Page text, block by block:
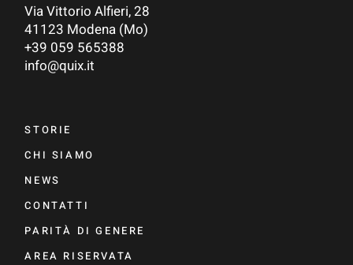
Via Vittorio Alfieri, 28
41123 Modena (Mo)
+39 059 565388
info@quix.it
STORIE
CHI SIAMO
NEWS
CONTATTI
PARITÀ DI GENERE
AREA RISERVATA